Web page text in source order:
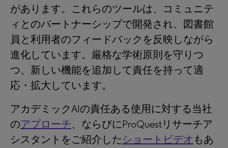
があります。これらのツールは、コミュニテ
ィとのパートナーシップで開発され、図書館
員と利用者のフィードバックを反映しながら
進化しています。厳格な学術原則を守りつ
つ、新しい機能を追加して責任を持って適
応・拡大しています。
アカデミックAIの責任ある使用に対する当社
のアプローチ、ならびにProQuestリサーチア
シスタントをご紹介したショートビデオ もあ